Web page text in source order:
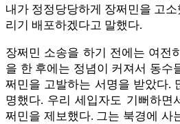
내가 정정당당하게 장쩌민을 고
리기 배포하겠다고 말했다.
장쩌민 소송을 하기 전에는 여전
을 한 후에는 정념이 커져서 동수
쩌민을 고발하는 서명을 받았다.
명했다. 우리 세입자도 기뻐하면
쩌민을 제보했다. 그는 북경에 사